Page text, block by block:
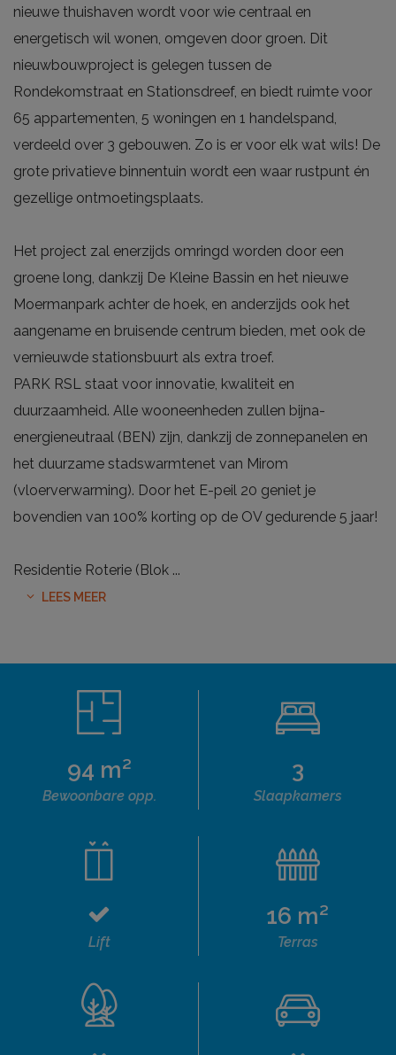
nieuwe thuishaven wordt voor wie centraal en
energetisch wil wonen, omgeven door groen. Dit
nieuwbouwproject is gelegen tussen de
Rondekomstraat en Stationsdreef, en biedt ruimte voor
65 appartementen, 5 woningen en 1 handelspand,
verdeeld over 3 gebouwen. Zo is er voor elk wat wils! De
grote privatieve binnentuin wordt een waar rustpunt én
gezellige ontmoetingsplaats.
Het project zal enerzijds omringd worden door een
groene long, dankzij De Kleine Bassin en het nieuwe
Moermanpark achter de hoek, en anderzijds ook het
aangename en bruisende centrum bieden, met ook de
vernieuwde stationsbuurt als extra troef.
PARK RSL staat voor innovatie, kwaliteit en
duurzaamheid. Alle wooneenheden zullen bijna-
energieneutraal (BEN) zijn, dankzij de zonnepanelen en
het duurzame stadswarmtenet van Mirom
(vloerverwarming). Door het E-peil 20 geniet je
bovendien van 100% korting op de OV gedurende 5 jaar!
Residentie Roterie (Blok ...
LEES MEER
94 m²
Bewoonbare opp.
3
Slaapkamers
Lift
16 m²
Terras